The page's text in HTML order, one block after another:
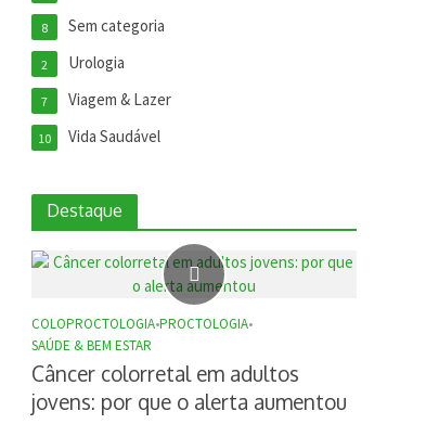
Sem categoria
8
Urologia
2
Viagem & Lazer
7
Vida Saudável
10
Destaque
COLOPROCTOLOGIA•PROCTOLOGIA•
SAÚDE & BEM ESTAR
Câncer colorretal em adultos
jovens: por que o alerta aumentou